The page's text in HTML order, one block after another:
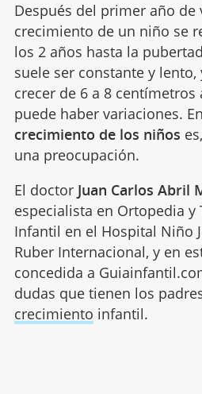
Después del primer año de
crecimiento de un niño se
los 2 años hasta la
suele ser constante y
crecer de 6 a 8 centímetros
puede haber variaciones.
crecimiento de los niños
una preocupación.
El doctor Juan Carlos Abril
especialista en Ortopedia y
Infantil en el Hospital Niño
Ruber Internacional, y en
concedida a
dudas que tienen los
crecimiento infantil.